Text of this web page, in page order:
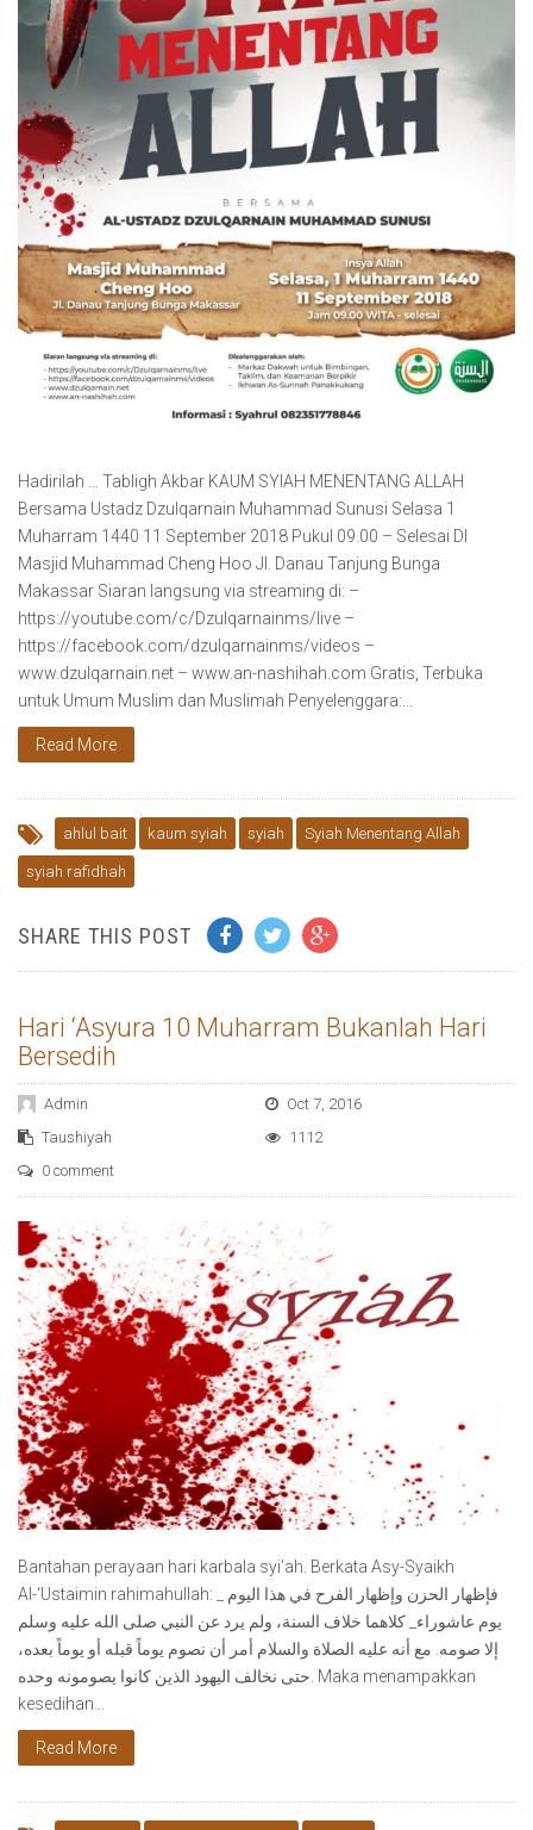
Hadirilah … Tabligh Akbar KAUM SYIAH MENENTANG ALLAH
Bersama Ustadz Dzulqarnain Muhammad Sunusi Selasa 1
Muharram 1440 11 September 2018 Pukul 09.00 – Selesai DI
Masjid Muhammad Cheng Hoo Jl. Danau Tanjung Bunga
Makassar Siaran langsung via streaming di: –
https://youtube.com/c/Dzulqarnainms/live –
https://facebook.com/dzulqarnainms/videos –
www.dzulqarnain.net – www.an-nashihah.com Gratis, Terbuka
untuk Umum Muslim dan Muslimah Penyelenggara:…
Read More
ahlul bait kaum syiah syiah Syiah Menentang Allah
syiah rafidhah
SHARE THIS POST
Hari ‘Asyura 10 Muharram Bukanlah Hari
Bersedih
Admin
Oct 7, 2016
Taushiyah
1112
0 comment
Bantahan perayaan hari karbala syi’ah. Berkata Asy-Syaikh
Al-‘Ustaimin rahimahullah: فإظهار الحزن وإظهار الفرح في هذا اليوم _
يوم عاشوراء_ كلاهما خلاف السنة، ولم يرد عن النبي صلى الله عليه وسلم
إلا صومه. مع أنه عليه الصلاة والسلام أمر أن نصوم يوماً قبله أو يوماً بعده،
حتى نخالف اليهود الذين كانوا يصومونه وحده. Maka menampakkan
kesedihan…
Read More